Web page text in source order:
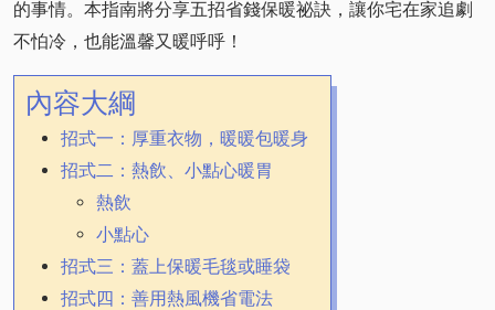
的事情。本指南將分享五招省錢保暖祕訣，讓你宅在家追劇
不怕冷，也能溫馨又暖呼呼！
內容大綱
招式一：厚重衣物，暖暖包暖身
招式二：熱飲、小點心暖胃
熱飲
小點心
招式三：蓋上保暖毛毯或睡袋
招式四：善用熱風機省電法